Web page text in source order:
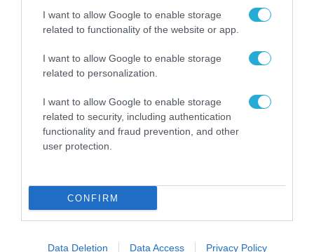
I want to allow Google to enable storage
related to functionality of the website or app.
I want to allow Google to enable storage
related to personalization.
I want to allow Google to enable storage
related to security, including authentication
functionality and fraud prevention, and other
user protection.
CONFIRM
Data Deletion Data Access Privacy Policy